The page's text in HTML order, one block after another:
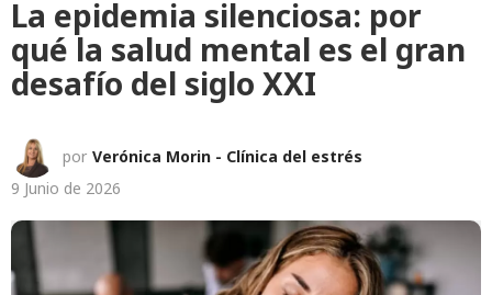
La epidemia silenciosa: por
qué la salud mental es el gran
desafío del siglo XXI
por Verónica Morin - Clínica del estrés
9 Junio de 2026